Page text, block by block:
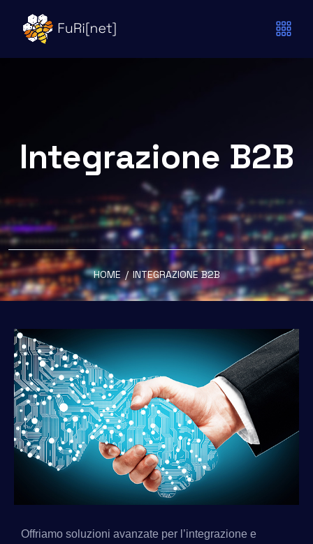
Integrazione B2B
HOME / INTEGRAZIONE B2B
Offriamo soluzioni avanzate per l’integrazione e